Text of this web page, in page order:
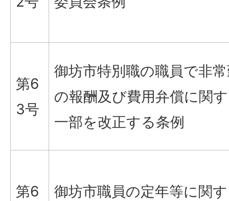
第6
3号
御坊市特別職の職員で非
の報酬及び費用弁償に関
一部を改正する条例
第6
御坊市職員の定年等に関